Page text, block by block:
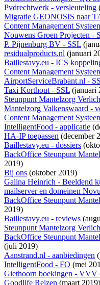
Pvdrechtwerk - versleuteling
Migratie GEONOSIS naar
Content Management
Nouwens Groen Projecten -
P. Pijnenburg BV - SSL
residualproducts.nl (januari
Baillestavy.eu - ICS
Content Management
AirportServiceBrabant.nl -
Taxi Korthout - SSL (januari
Steunpunt Mantelzorg
Mantelzorg Valkenswaard -
Content Management
IntelligentFood - applicatie
HA-IP toepassen (december
Baillestavy.eu - dossiers
BackOffice Steunpunt
2019)
Bij ons (oktober 2019)
Galina Heinrich - Beeldend
mailserver en domeinen
BackOffice Steunpunt
2019)
Baillestavy.eu - reviews
Steunpunt Mantelzorg
BackOffice Steunpunt
(juli 2019)
Aanstrand.nl - aanbiedingen
IntelligentFood - FO (mei
Giethoorn boekingen - VVV
Goodlife Reizen (maart 2019)